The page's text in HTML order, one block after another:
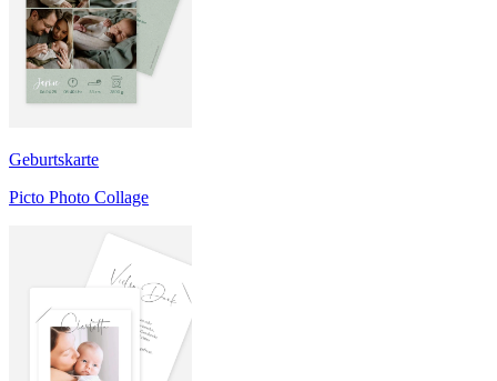
Geburtskarte
Picto Photo Collage